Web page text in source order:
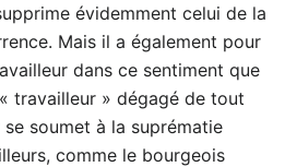
évidemment celui de la
Mais il a également pour
dans ce sentiment que
travailleur » dégagé de tout
soumet à la suprématie
comme le bourgeois